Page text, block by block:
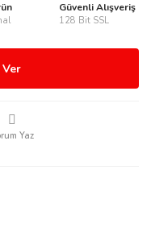
Güvenli Alışveriş
128 Bit SSL
Yaz